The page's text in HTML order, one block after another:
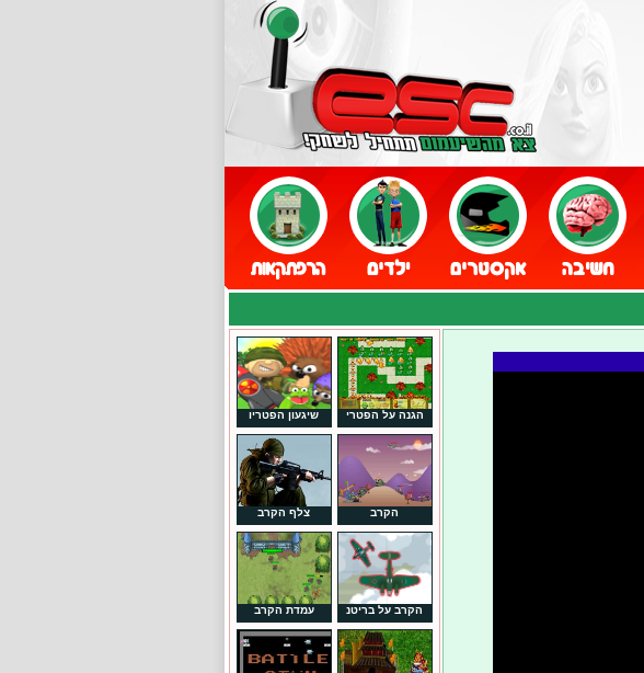
הגנה על הפטרי שיגעון הפטריו
הקרב צלף הקרב
הקרב על בריטנ עמדת הקרב